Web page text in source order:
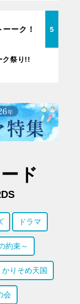
ーーク！ 5
ク祭り!!
ド
ドラマ
約束～
りそめ天国
会